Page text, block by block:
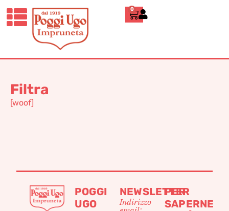
0
76
Filtra
[woof]
POGGI
UGO
NEWSLETTER
Indirizzo
PER
SAPERNE